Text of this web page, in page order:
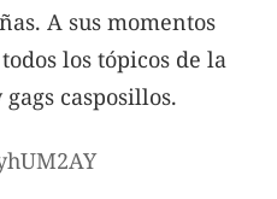
A sus momentos
los tópicos de la
casposillos.